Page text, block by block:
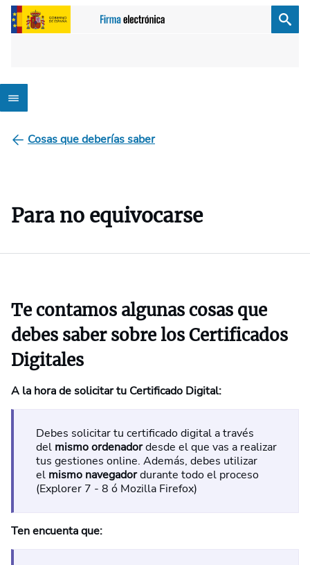
Cosas que deberías saber
Para no equivocarse
Te contamos algunas cosas que
debes saber sobre los Certificados
Digitales
A la hora de solicitar tu Certificado Digital:
Debes solicitar tu certificado digital a través
del mismo ordenadordesde el que vas a realizar
tus gestiones online. Además, debes utilizar
el mismo navegadordurante todo el proceso
(Explorer 7 - 8 ó Mozilla Firefox)
Ten encuenta que: